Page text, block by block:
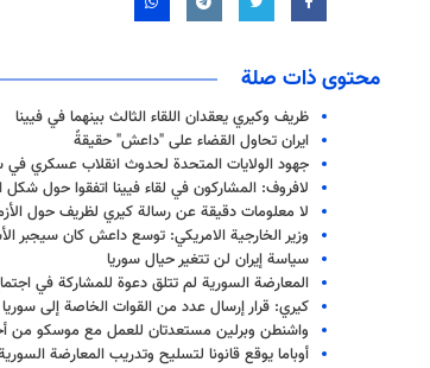
محتوى ذات صلة
ظريف وكيري يعقدان اللقاء الثالث بينهما في فيينا
ايران تحاول القضاء على "داعش" حقيقةً
جهود الولايات المتحدة لحدوث انقلاب عسكري في
لافروف: المشاركون في لقاء فيينا اتفقوا حول شكل
لا معلومات دقيقة عن رسالة كيري لظريف حول
وزير الخارجية الامريكي: توسع داعش كان سيجبر
سياسة إيران لن تتغير حيال سوريا
المعارضة السورية لم تتلق دعوة للمشاركة في
كيري: قرار إرسال عدد من القوات الخاصة إلى
واشنطن وبرلين مستعدتان للعمل مع موسكو من
أوباما يوقع قانونا لتسليح وتدريب المعارضة